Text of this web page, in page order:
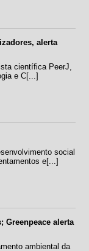
alerta
científica PeerJ,
e C[...]
social
e[...]
Greenpeace alerta
ambiental da